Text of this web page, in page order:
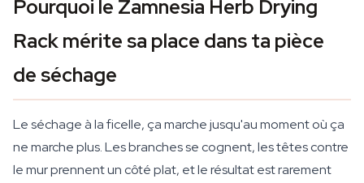
Pourquoi le Zamnesia Herb Drying
Rack mérite sa place dans ta pièce
de séchage
Le séchage à la ficelle, ça marche jusqu'au moment où ça
ne marche plus. Les branches se cognent, les têtes contre
le mur prennent un côté plat, et le résultat est rarement